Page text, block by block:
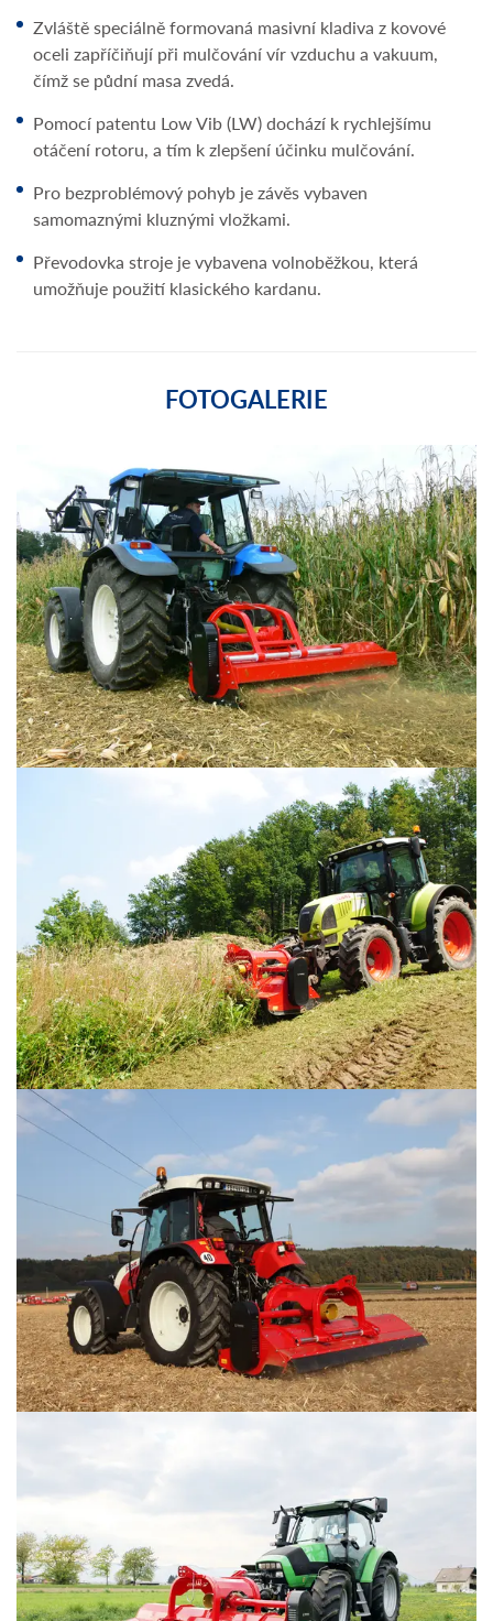
Zvláště speciálně formovaná masivní kladiva z kovové
oceli zapříčiňují při mulčování vír vzduchu a vakuum,
čímž se půdní masa zvedá.
Pomocí patentu Low Vib (LW) dochází k rychlejšímu
otáčení rotoru, a tím k zlepšení účinku mulčování.
Pro bezproblémový pohyb je závěs vybaven
samomaznými kluznými vložkami.
Převodovka stroje je vybavena volnoběžkou, která
umožňuje použití klasického kardanu.
FOTOGALERIE